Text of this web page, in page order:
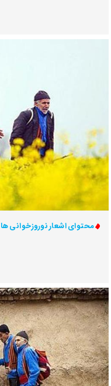
محتوای اشعار نوروزخوانی ها